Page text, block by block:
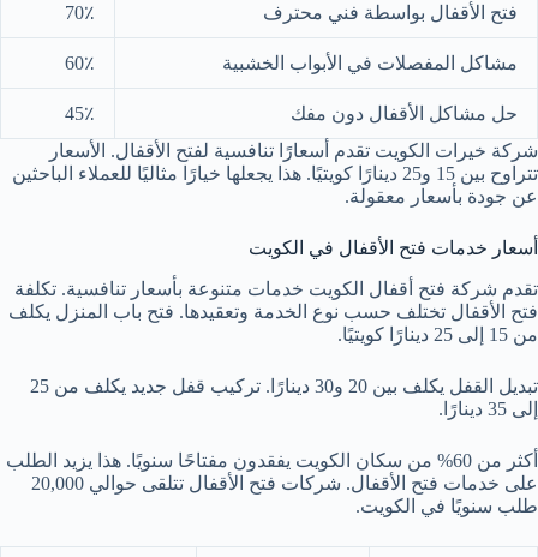
فتح الأقفال بواسطة فني محترف 70٪
مشاكل المفصلات في الأبواب الخشبية 60٪
حل مشاكل الأقفال دون مفك
45٪
شركة خيرات الكويت تقدم أسعارًا تنافسية لفتح الأقفال. الأسعار
تتراوح بين 15 و25 دينارًا كويتيًا. هذا يجعلها خيارًا مثاليًا للعملاء الباحثين
عن جودة بأسعار معقولة.
أسعار خدمات فتح الأقفال في الكويت
تقدم شركة فتح أقفال الكويت خدمات متنوعة بأسعار تنافسية. تكلفة
فتح الأقفال تختلف حسب نوع الخدمة وتعقيدها. فتح باب المنزل يكلف
من 15 إلى 25 دينارًا كويتيًا.
تبديل القفل يكلف بين 20 و30 دينارًا. تركيب قفل جديد يكلف من 25
إلى 35 دينارًا.
أكثر من 60% من سكان الكويت يفقدون مفتاحًا سنويًا. هذا يزيد الطلب
على خدمات فتح الأقفال. شركات فتح الأقفال تتلقى حوالي 20,000
طلب سنويًا في الكويت.